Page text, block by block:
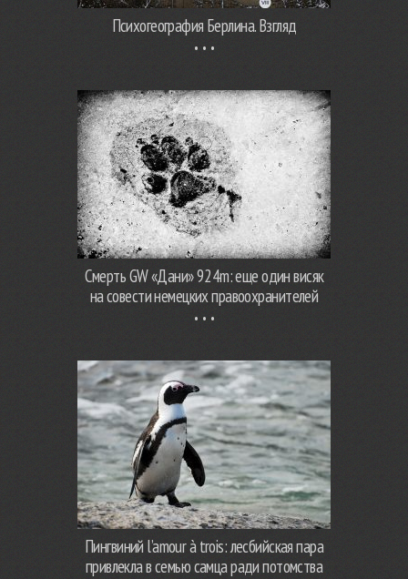
Психогеография Берлина. Взгляд
Смерть GW «Дани» 924m: еще один висяк
на совести немецких правоохранителей
Пингвиний l’amour à trois: лесбийская пара
привлекла в семью самца ради потомства